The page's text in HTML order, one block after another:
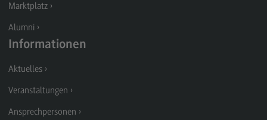
(External link)
Modulangebot
Berufsperspektiven
Kontakt
Digital Business Management
Marktplatz
Alumni
Informationen
Aktuelles
Veranstaltungen
Ansprechpersonen